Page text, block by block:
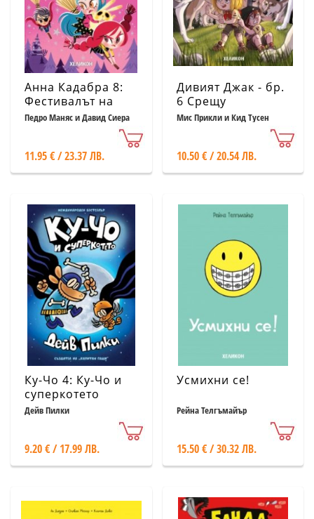
Анна Кадабра 8:
Фестивалът на
магията
Педро Маняс и Давид Сиера
11.95 € / 23.37 ЛВ.
Дивият Джак - бр.
6 Срещу
глутницата
Мис Прикли и Кид Тусен
10.50 € / 20.54 ЛВ.
Ку-Чо 4: Ку-Чо и
суперкотето
Дейв Пилки
9.20 € / 17.99 ЛВ.
Усмихни се!
Рейна Телгъмайър
15.50 € / 30.32 ЛВ.